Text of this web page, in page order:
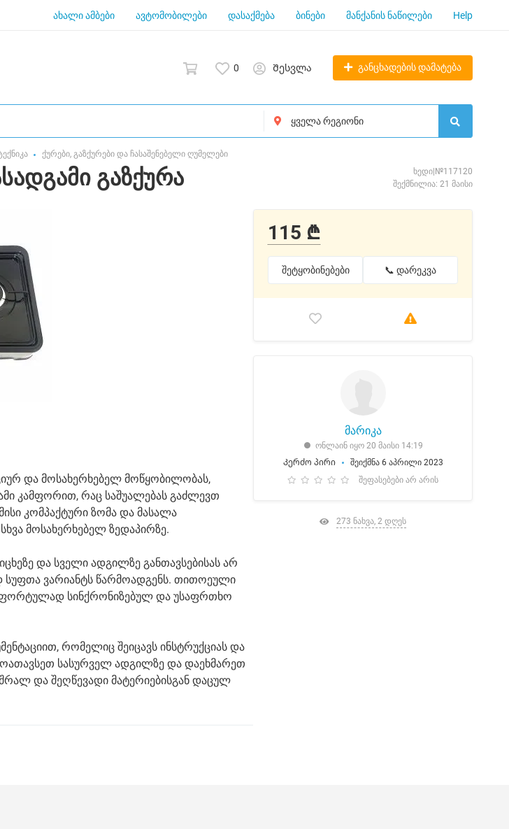
ახალი ამბები ავტომობილები დასაქმება ბინები მანქანის ნაწილები Help
0 Შესვლა განცხადების დამატება
ქურები, გაზქურები და ჩასაშენებელი ღუმელები
გაზქურა
ხედი|№117120
შექმნილია: 21 მაისი
და მოსახერხებელ მოწყობილობას,
კამფორით, რაც საშუალებას გაძლევთ
კომპაქტური ზომა და მასალა
მოსახერხებელ ზედაპირზე.
და სველი ადგილზე განთავსებისას არ
სუფთა ვარიანტს წარმოადგენს. თითოეული
სინქრონიზებულ და უსაფრთხო
რომელიც შეიცავს ინსტრუქციას და
სასურველ ადგილზე და დაეხმარეთ
და შეღწევადი მატერიებისგან დაცულ
115 ₾
შეტყობინებები 📞 დარეკვა
მარიკა
ონლაინ იყო 20 მაისი 14:19
Კერძო პირი
შეიქმნა 6 აპრილი 2023
შეფასებები არ არის
273 ნახვა, 2 დღეს